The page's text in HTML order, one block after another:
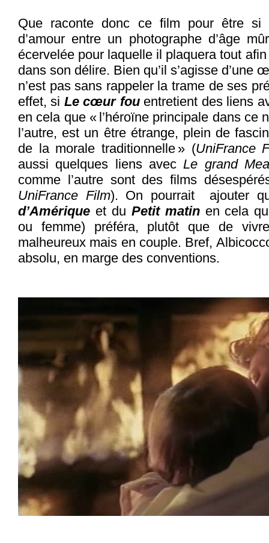
Que raconte donc ce film pour être si
d’amour entre un photographe d’âge
écervelée pour laquelle il plaquera tout
dans son délire. Bien qu’il s’agisse d’une
n’est pas sans rappeler la trame de ses
effet, si Le cœur fouentretient des liens
en cela que « l’héroïne principale dans ce
l’autre, est un être étrange, plein de
de la morale traditionnelle » (UniFrance
aussi quelques liens avecLe grand
comme l’autre sont des films
UniFrance Film). On pourrait ajouter
d’Amérique et du Petit matinen cela
ou femme) préféra, plutôt que de
malheureux mais en couple. Bref,
absolu, en marge des conventions.